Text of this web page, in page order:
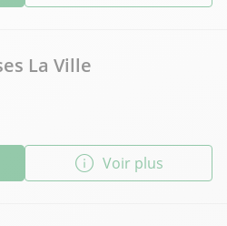
La Ville
Voir plus